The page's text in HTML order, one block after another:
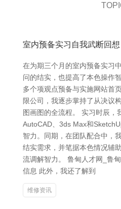
室内预备实习自我武断回想
在为期三个月的室内预备实习
问的结实，也提高了本色操作
多个项观点预备与实施网站首
限公司，我逐步掌持了从决议
图画图的全流程。 实习时辰，
AutoCAD、3ds Max和
智力。同期，在团队配合中，
结实需求，并笔据本色情况辅
流调解智力。 鲁甸人才网_鲁
信息 此外，我还了解到
维修资讯